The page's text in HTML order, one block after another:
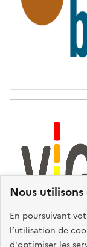
Nous utilisons
En poursuivant
l’utilisation de